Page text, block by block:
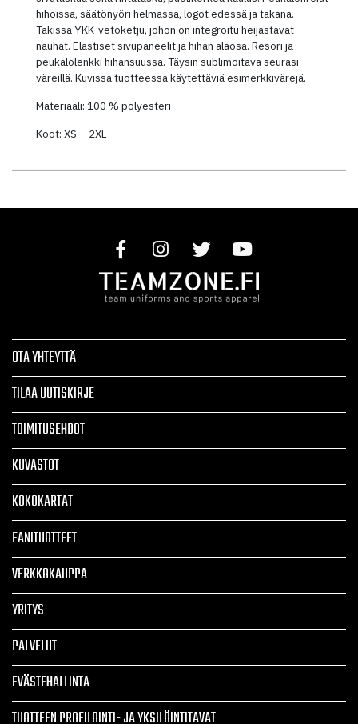
hihoissa, säätönyöri helmassa, logot edessä ja takana.
Takissa YKK-vetoketju, johon on integroitu heijastavat
nauhat. Elastiset sivupaneelit ja hihan alaosa. Resori ja
peukalolenkki hihansuussa. Täysin sublimoitava seurasi
väreillä. Kuvissa tuotteessa käytettäviä esimerkkivärejä.
Materiaali: 100 % polyesteri
Koot: XS – 2XL
OTA YHTEYTTÄ
TILAA UUTISKIRJE
TOIMITUSEHDOT
KUVASTOT
KOKOKARTAT
FANITUOTTEET
VERKKOKAUPPA
YRITYS
PALVELUT
EVÄSTEHALLINTA
TUOTTEEN PROFILOINTI- JA YKSILÖINTITAVAT